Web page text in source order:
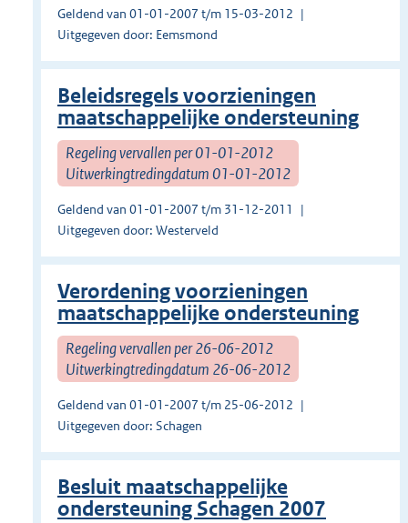
Geldend van 01-01-2007 t/m 15-03-2012
Uitgegeven door: Eemsmond
Beleidsregels voorzieningen
maatschappelijke ondersteuning
Regeling vervallen per 01-01-2012
Uitwerkingtredingdatum 01-01-2012
Geldend van 01-01-2007 t/m 31-12-2011
Uitgegeven door: Westerveld
Verordening voorzieningen
maatschappelijke ondersteuning
Regeling vervallen per 26-06-2012
Uitwerkingtredingdatum 26-06-2012
Geldend van 01-01-2007 t/m 25-06-2012
Uitgegeven door: Schagen
Besluit maatschappelijke
ondersteuning Schagen 2007